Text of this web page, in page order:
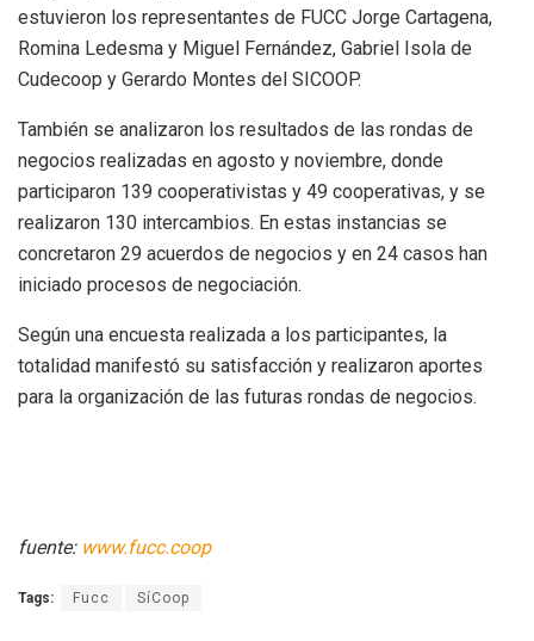
estuvieron los representantes de FUCC Jorge Cartagena,
Romina Ledesma y Miguel Fernández, Gabriel Isola de
Cudecoop y Gerardo Montes del SICOOP.
También se analizaron los resultados de las rondas de
negocios realizadas en agosto y noviembre, donde
participaron 139 cooperativistas y 49 cooperativas, y se
realizaron 130 intercambios. En estas instancias se
concretaron 29 acuerdos de negocios y en 24 casos han
iniciado procesos de negociación.
Según una encuesta realizada a los participantes, la
totalidad manifestó su satisfacción y realizaron aportes
para la organización de las futuras rondas de negocios.
fuente: www.fucc.coop
Tags: Fucc SíCoop